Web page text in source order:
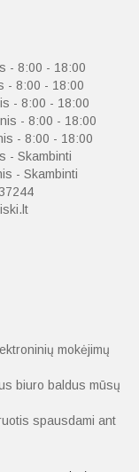
- 8:00 - 18:00
- 8:00 - 18:00
- 8:00 - 18:00
- 8:00 - 18:00
- 8:00 - 18:00
- Skambinti
- Skambinti
mokėjimų
biuro baldus mūsų
spausdami ant